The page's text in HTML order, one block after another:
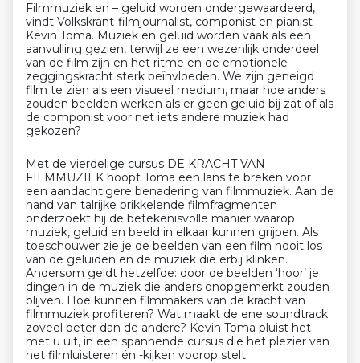
Filmmuziek en – geluid worden ondergewaardeerd,
vindt Volkskrant-filmjournalist, componist en pianist
Kevin Toma. Muziek en geluid worden vaak als een
aanvulling gezien, terwijl ze een wezenlijk onderdeel
van de film zijn en het ritme en de emotionele
zeggingskracht sterk beïnvloeden. We zijn geneigd
film te zien als een visueel medium, maar hoe anders
zouden beelden werken als er geen geluid bij zat of als
de componist voor net iets andere muziek had
gekozen?
Met de vierdelige cursus DE KRACHT VAN
FILMMUZIEK hoopt Toma een lans te breken voor
een aandachtigere benadering van filmmuziek. Aan de
hand van talrijke prikkelende filmfragmenten
onderzoekt hij de betekenisvolle manier waarop
muziek, geluid en beeld in elkaar kunnen grijpen. Als
toeschouwer zie je de beelden van een film nooit los
van de geluiden en de muziek die erbij klinken.
Andersom geldt hetzelfde: door de beelden ‘hoor’ je
dingen in de muziek die anders onopgemerkt zouden
blijven. Hoe kunnen filmmakers van de kracht van
filmmuziek profiteren? Wat maakt de ene soundtrack
zoveel beter dan de andere? Kevin Toma pluist het
met u uit, in een spannende cursus die het plezier van
het filmluisteren én -kijken voorop stelt.